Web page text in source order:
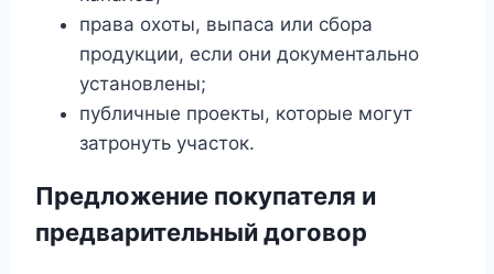
права охоты, выпаса или сбора
продукции, если они документально
установлены;
публичные проекты, которые могут
затронуть участок.
Предложение покупателя и
предварительный договор